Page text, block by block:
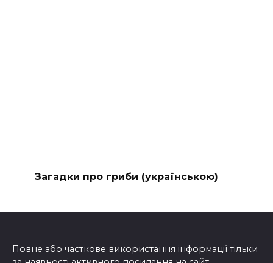
Загадки про гриби (українською)
Повне або часткове використання інформації тільки